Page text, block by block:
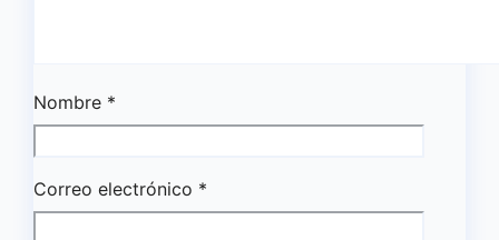
Nombre *
Correo electrónico *